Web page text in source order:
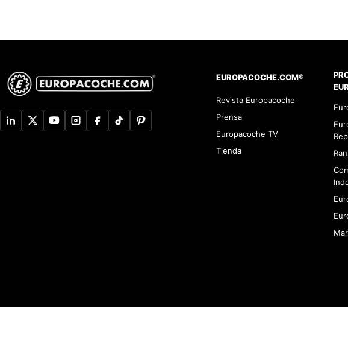
EUROPACOCHE.COM®
Revista Europacoche
Prensa
Europacoche TV
Tienda